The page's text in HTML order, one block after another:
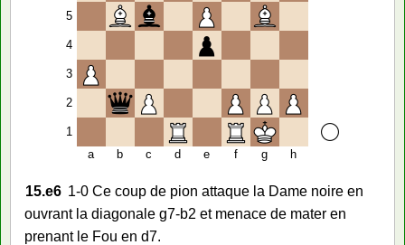
5
4
3
2
1
a
b c d e f g h
15.e6 1-0 Ce coup de pion attaque la Dame noire en
ouvrant la diagonale g7-b2 et menace de mater en
prenant le Fou en d7.